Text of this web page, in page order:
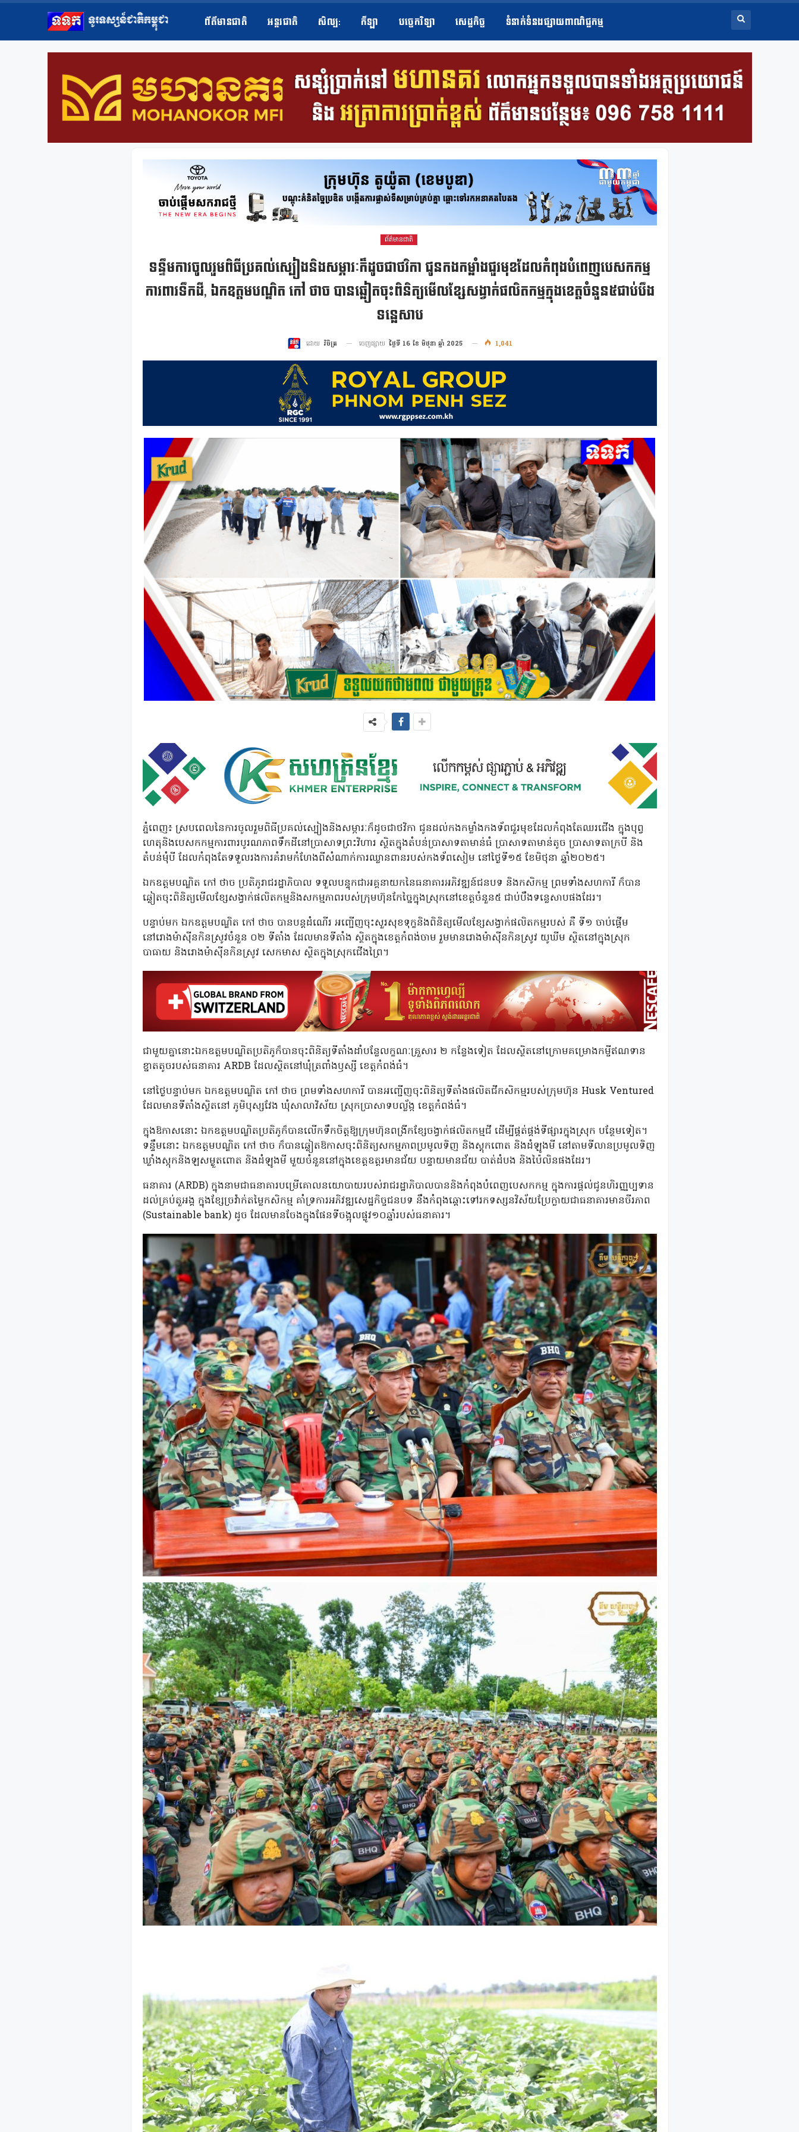
ព័ត៌មានជាតិ អន្តរជាតិ សិល្ប​: កីឡា បច្ចេកវិទ្យា សេដ្ឋកិច្ច ទំនាក់ទំនងផ្សាយពាណិជ្ជកម្ម
ព័ត៌មានជាតិ
ទន្ទឹមការចូលរួមពិធីប្រគល់ស្បៀងនិងសម្ភារៈក៏ដូចជាថវិកា ជូនកងកម្លាំងជួរមុខដែលកំពុងបំពេញបេសកកម្ម
ការពារទឹកដី, ឯកឧត្តមបណ្ឌិត កៅ ថាច បានឆ្លៀតចុះពិនិត្យមើលខ្សែសង្វាក់ផលិតកម្មក្នុងខេត្តចំនួន៥ជាប់បឹង
ទន្លេសាប
ដោយ វិចិត្រ ចេញផ្សាយ ថ្ងៃទី 16 ខែ មិថុនា ឆ្នាំ 2025 1,041
ភ្នំពេញ៖ ស្របពេលនៃការចូលរួមពិធីប្រគល់ស្បៀងនិងសម្ភារៈក៏ដូចជាថវិកា ជូនដល់កងកម្លាំងកងទ័ពជួរមុខដែលកំពុងតែឈរជើង ក្នុងបុព្វ
ហេតុនិងបេសកកម្មការពារបូរណភាពទឹកដីនៅប្រាសាទព្រះវិហារ ស្ថិតក្នុងតំបន់ប្រាសាទតាមាន់ធំ ប្រាសាទតាមាន់តូច ប្រាសាទតាក្របី និង
តំបន់មុំបី ដែលកំពុងតែទទួលរងការគំរាមកំហែងពីសំណាក់ការឈ្លានពានរបស់កងទ័ពសៀម នៅថ្ងៃទី១៥ ខែមិថុនា ឆ្នាំ២០២៥។
ឯកឧត្តមបណ្ឌិត កៅ ថាច ប្រតិភូរាជរដ្ឋាភិបាល ទទួលបន្ទុកជាអគ្គនាយកនៃធនាគារអភិវឌ្ឍន៍ជនបទ និងកសិកម្ម ព្រមទាំងសហការី ក៏បាន
ឆ្លៀតចុះពិនិត្យមើលខ្សែសង្វាក់ផលិតកម្មនិងសកម្មភាពរបស់ក្រុមហ៊ុនកែច្នៃក្នុងស្រុកនៅខេត្តចំនួន៥ ជាប់បឹងទន្លេសាបផងដែរ។
បន្ទាប់មក ឯកឧត្តមបណ្ឌិត កៅ ថាច បានបន្តដំណើរ អញ្ជើញចុះសួរសុខទុក្ខនិងពិនិត្យមើលខ្សែសង្វាក់ផលិតកម្មរបស់ គឺ ទី១ ចាប់ផ្តើម
នៅរោងម៉ាស៊ីនកិនស្រូវចំនួន ០២ ទីតាំង ដែលមានទីតាំង ស្ថិតក្នុងខេត្តកំពង់ចាម រួមមានរោងម៉ាស៊ីនកិនស្រូវ យូឃីម ស្ថិតនៅក្នុងស្រុក
បាធាយ និងរោងម៉ាស៊ីនកិនស្រូវ សេកមាស ស្ថិតក្នុងស្រុកជើងព្រៃ។
ជាមួយគ្នានោះឯកឧត្តមបណ្ឌិតប្រតិភូក៏បានចុះពិនិត្យទីតាំងដាំបន្លែលក្ខណៈគ្រួសារ ២ កន្លែងទៀត ដែលស្ថិតនៅក្រោមគម្រោងកម្ចីឥណទាន
ខ្នាតតូចរបស់ធនាគារ ARDB ដែលស្ថិតនៅឃុំត្រពាំងឫស្សី ខេត្តកំពង់ធំ។
នៅថ្ងៃបន្ទាប់មក ឯកឧត្តមបណ្ឌិត កៅ ថាច ព្រមទាំងសហការី បានអញ្ជើញចុះពិនិត្យទីតាំងផលិតជីកសិកម្មរបស់ក្រុមហ៊ុន Husk Ventured
ដែលមានទីតាំងស្ថិតនៅ ភូមិបុស្សវែង ឃុំសាលាវិស័យ ស្រុកប្រាសាទបល្ល័ង្ក ខេត្តកំពង់ធំ។
ក្នុងឱកាសនោះ ឯកឧត្ដមបណ្ឌិតប្រតិភូក៏បានលើកទឹកចិត្តឱ្យក្រុមហ៊ុនពង្រីកខ្សែចង្វាក់ផលិតកម្មជី ដើម្បីផ្គត់ផ្គង់ទីផ្សារក្នុងស្រុក បន្ថែមទៀត។
ទន្ទឹមនោះ ឯកឧត្តមបណ្ឌិត កៅ ថាច ក៏បានឆ្លៀតឱកាសចុះពិនិត្យសកម្មភាពប្រមូលទិញ និងស្តុកពោត និងដំឡូងមី នៅតាមទីលានប្រមូលទិញ
ឃ្លាំងស្កុកនិងឡសម្ងួតពោត និងដំឡូងមី មួយចំនួននៅក្នុងខេត្តឧត្តរមានជ័យ បន្ទាយមានជ័យ បាត់ដំបង និងប៉ៃលិនផងដែរ។
ធនាគារ (ARDB) ក្នុងនាមជាធនាគារបម្រើគោលនយោបាយរបស់រាជរដ្ឋាភិបាលបាននិងកំពុងបំពេញបេសកកម្ម ក្នុងការផ្តល់ជូនហិរញ្ញប្បទាន
ដល់គ្រប់តួអង្គ ក្នុងខ្សែច្រវ៉ាក់តម្លៃកសិកម្ម គាំទ្រការអភិវឌ្ឍសេដ្ឋកិច្ចជនបទ នឹងកំពុងឆ្ពោះទៅរកទស្សនវិស័យប្រែក្លាយជាធនាគារមានចីរភាព
(Sustainable bank) ដូច ដែលមានចែងក្នុងផែនទីចង្អុលផ្លូវ១០ឆ្នាំរបស់ធនាគារ។